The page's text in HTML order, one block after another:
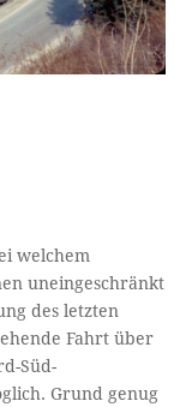
welchem
uneingeschränkt
des letzten
Fahrt über
Süd-
Grund genug